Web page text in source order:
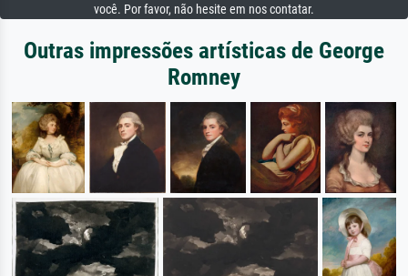
você. Por favor, não hesite em nos contatar.
Outras impressões artísticas de George
Romney